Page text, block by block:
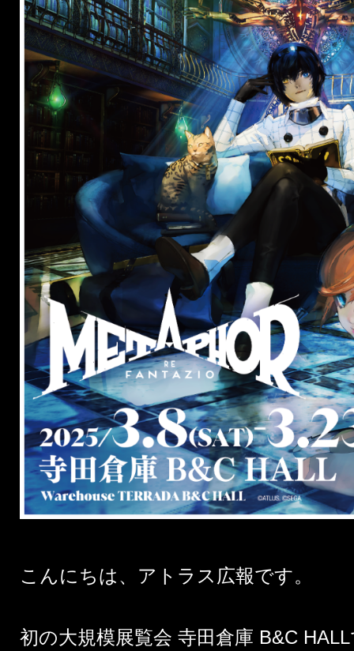
こんにちは、アトラス広報です。
初の大規模展覧会 寺田倉庫 B&C